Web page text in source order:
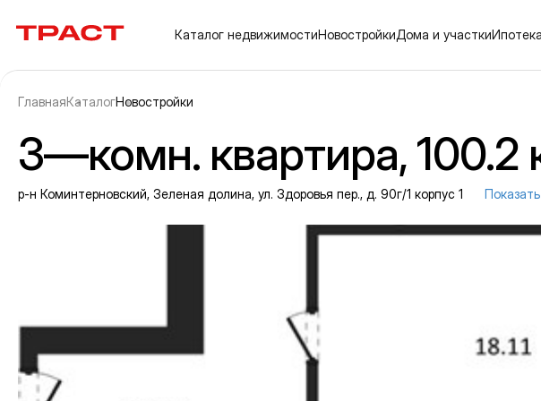
Траст | Служба недвижимости
Каталог недвижимостиНовостройкиДома и участкиИпотека
ГлавнаяКаталогНовостройки
3—комн. квартира, 100.2
р-н Коминтерновский, Зеленая долина, ул. Здоровья пер., д. 90г/1 корпус 1